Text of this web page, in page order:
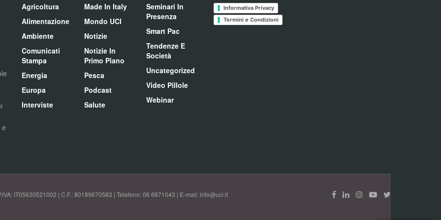
Agricoltura
Alimentazione
Ambiente
Comunicati
Stampa
Energia
Europa
Interviste
Made In Italy
Mondo UCI
Notizie
Notizie In
Primo Piano
Pesca
Podcast
Salute
Seminari In
Presenza
Smart Pac
Tendenze E
Società
Uncategorized
Video Pillole
Webinar
Informativa Privacy
Termini e Condizioni
IT05630521002 | C.F.: 80189670583 | Telefono: 06 6871043 | E-mail: info@uci.it